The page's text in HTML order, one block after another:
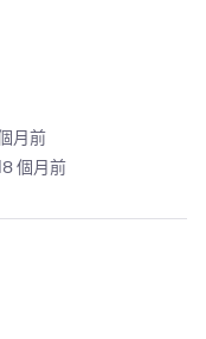
月前
8 個月前